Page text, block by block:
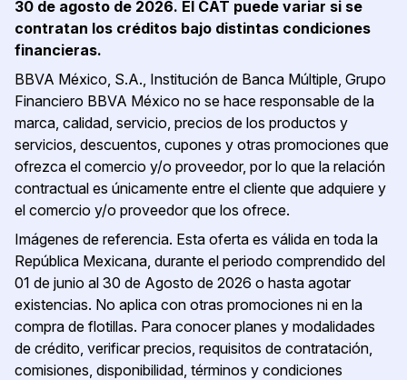
30 de agosto de 2026. El CAT puede variar si se
contratan los créditos bajo distintas condiciones
financieras.
BBVA México, S.A., Institución de Banca Múltiple, Grupo
Financiero BBVA México no se hace responsable de la
marca, calidad, servicio, precios de los productos y
servicios, descuentos, cupones y otras promociones que
ofrezca el comercio y/o proveedor, por lo que la relación
contractual es únicamente entre el cliente que adquiere y
el comercio y/o proveedor que los ofrece.
Imágenes de referencia. Esta oferta es válida en toda la
República Mexicana, durante el periodo comprendido del
01 de junio al 30 de Agosto de 2026 o hasta agotar
existencias. No aplica con otras promociones ni en la
compra de flotillas. Para conocer planes y modalidades
de crédito, verificar precios, requisitos de contratación,
comisiones, disponibilidad, términos y condiciones